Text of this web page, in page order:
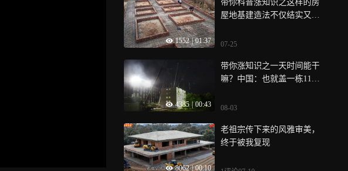
1552 01:37
带你科普涨知识之这样的房
屋地基建造法不仅结实又耐
07-25
4385 | 00:43
带你涨知识之一天时间能干
嘛？中国：也就盖一栋11层
08-03
8062 | 00:10
老祖宗传下来的风雅审美，
终于被我复现